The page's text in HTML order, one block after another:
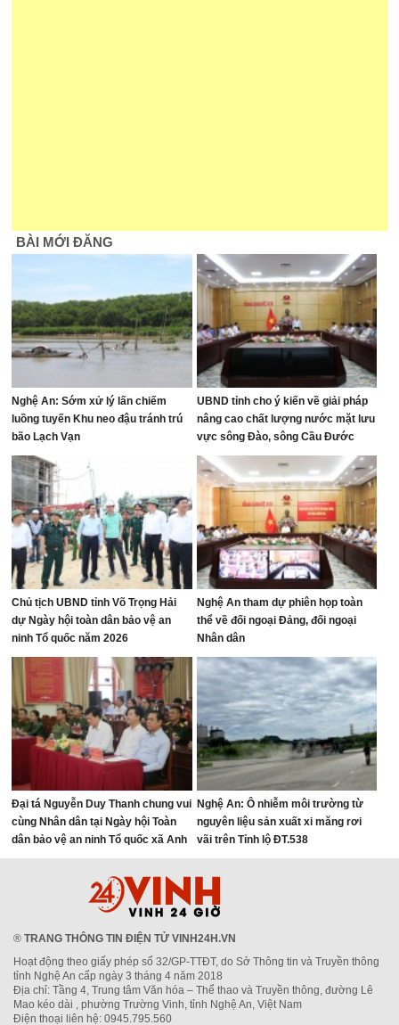
BÀI MỚI ĐĂNG
Nghệ An: Sớm xử lý lấn chiếm
luồng tuyến Khu neo đậu tránh trú
bão Lạch Vạn
UBND tỉnh cho ý kiến về giải pháp
nâng cao chất lượng nước mặt lưu
vực sông Đào, sông Cầu Đước
Chủ tịch UBND tỉnh Võ Trọng Hải
dự Ngày hội toàn dân bảo vệ an
ninh Tổ quốc năm 2026
Nghệ An tham dự phiên họp toàn
thể về đối ngoại Đảng, đối ngoại
Nhân dân
Đại tá Nguyễn Duy Thanh chung vui
cùng Nhân dân tại Ngày hội Toàn
dân bảo vệ an ninh Tổ quốc xã Anh
Sơn
Nghệ An: Ô nhiễm môi trường từ
nguyên liệu sản xuất xi măng rơi
vãi trên Tỉnh lộ ĐT.538
® TRANG THÔNG TIN ĐIỆN TỬ VINH24H.VN
Hoạt động theo giấy phép số 32/GP-TTĐT, do Sở Thông tin và Truyền thông
tỉnh Nghệ An cấp ngày 3 tháng 4 năm 2018
Địa chỉ: Tầng 4, Trung tâm Văn hóa – Thể thao và Truyền thông, đường Lê
Mao kéo dài , phường Trường Vinh, tỉnh Nghệ An, Việt Nam
Điện thoại liên hệ: 0945.795.560